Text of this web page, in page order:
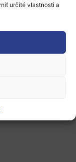
určité vlastnosti a